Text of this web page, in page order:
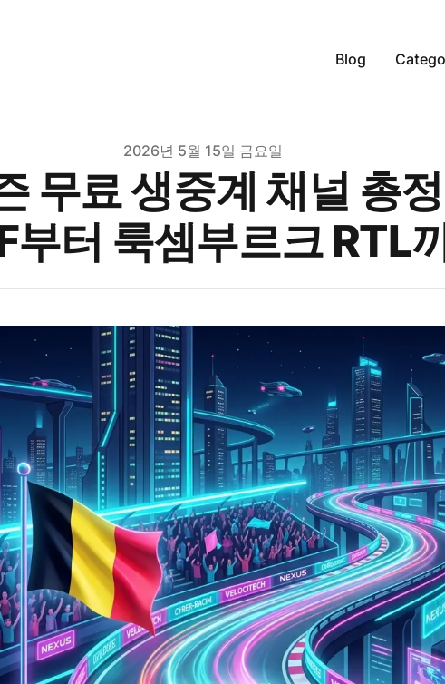
Blog
2026년 5월 15일 금요일
무료 생중계 채널 총
부터 룩셈부르크 RTL